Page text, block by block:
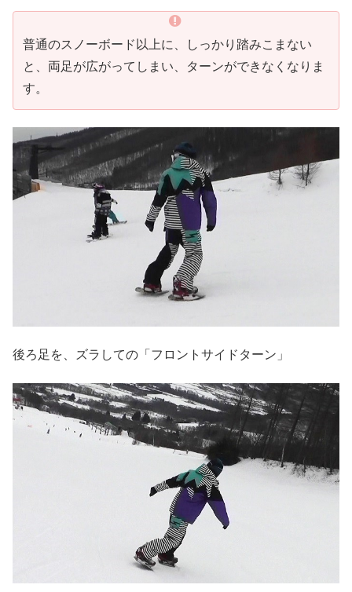
普通のスノーボード以上に、しっかり踏みこまない
と、両足が広がってしまい、ターンができなくなりま
す。
後ろ足を、ズラしての「フロントサイドターン」